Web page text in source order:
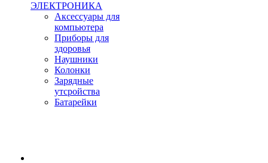
ЭЛЕКТРОНИКА
Аксессуары для
компьютера
Приборы для
здоровья
Наушники
Колонки
Зарядные
утсройства
Батарейки